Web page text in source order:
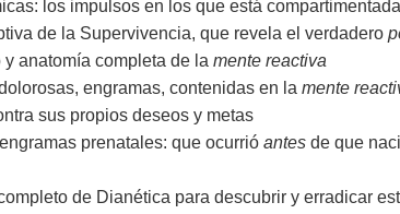
los impulsos en los que está
de la Supervivencia, que revela el verdadero
anatomía completa de la mente reactiva
engramas, contenidas en la mente
sus propios deseos y metas
prenatales: que ocurrió antes de que
de Dianética para descubrir y erradicar